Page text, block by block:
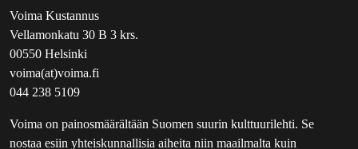
Voima Kustannus
Vellamonkatu 30 B 3 krs.
00550 Helsinki
voima(at)voima.fi
044 238 5109
Voima on painosmäärältään Suomen suurin kulttuurilehti. Se
nostaa esiin yhteiskunnallisia aiheita niin maailmalta kuin